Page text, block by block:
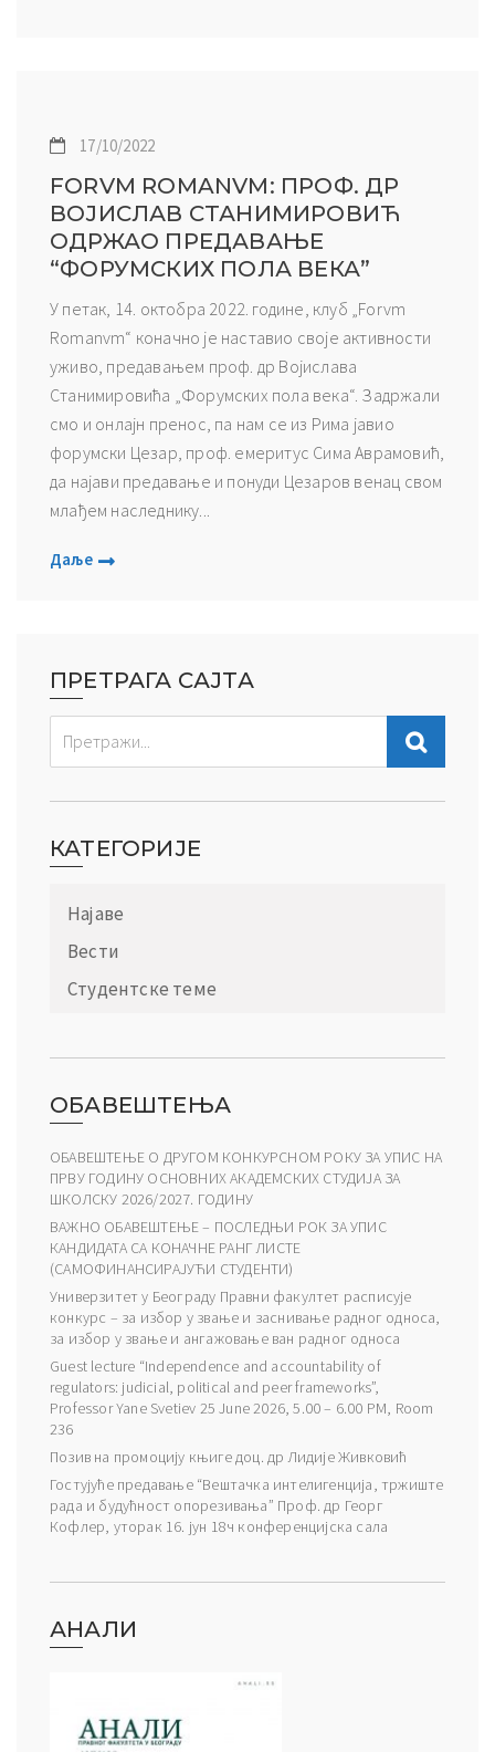
17/10/2022
FORVM ROMANVM: ПРОФ. ДР
ВОЈИСЛАВ СТАНИМИРОВИЋ
ОДРЖАО ПРЕДАВАЊЕ
“ФОРУМСКИХ ПОЛА ВЕКА”
У петак, 14. октобра 2022. године, клуб „Forvm
Romanvm“ коначно је наставио своје активности
уживо, предавањем проф. др Војислава
Станимировића „Форумских пола века“. Задржали
смо и онлајн пренос, па нам се из Рима јавио
форумски Цезар, проф. емеритус Сима Аврамовић,
да најави предавање и понуди Цезаров венац свом
млађем наследнику...
Даље
ПРЕТРАГА САЈТА
КАТЕГОРИЈЕ
Најаве
Вести
Студентске теме
ОБАВЕШТЕЊА
ОБАВЕШТЕЊЕ О ДРУГОМ КОНКУРСНОМ РОКУ ЗА УПИС НА
ПРВУ ГОДИНУ ОСНОВНИХ АКАДЕМСКИХ СТУДИЈА ЗА
ШКОЛСКУ 2026/2027. ГОДИНУ
ВАЖНО ОБАВЕШТЕЊЕ – ПОСЛЕДЊИ РОК ЗА УПИС
КАНДИДАТА СА КОНАЧНЕ РАНГ ЛИСТЕ
(САМОФИНАНСИРАЈУЋИ СТУДЕНТИ)
Универзитет у Београду Правни факултет расписује
конкурс – за избор у звање и заснивање радног односа,
за избор у звање и ангажовање ван радног односа
Guest lecture “Independence and accountability of
regulators: judicial, political and peer frameworks”,
Professor Yane Svetiev 25 June 2026, 5.00 – 6.00 PM, Room
236
Позив на промоцију књиге доц. др Лидије Живковић
Гостујуће предавање “Вештачка интелигенција, тржиште
рада и будућност опорезивања” Проф. др Георг
Кофлер, уторак 16. јун 18ч конференцијска сала
АНАЛИ